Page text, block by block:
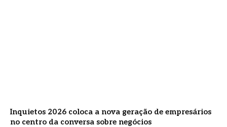
Inquietos 2026 coloca a nova geração de empresários
no centro da conversa sobre negócios